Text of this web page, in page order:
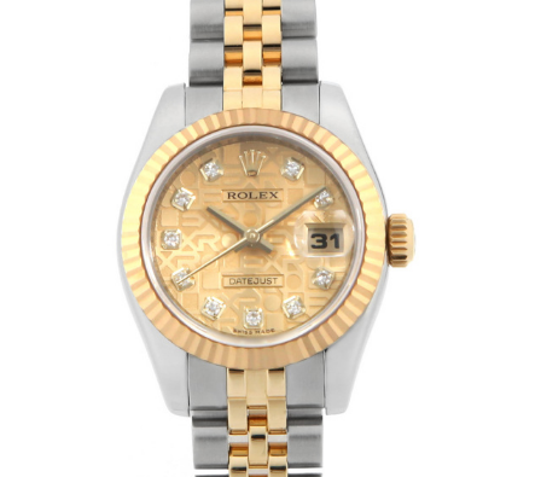
全てのブランドを見
ロレックス
ウブロ